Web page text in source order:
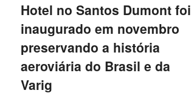
Hotel no Santos Dumont foi
inaugurado em novembro
preservando a história
aeroviária do Brasil e da
Varig